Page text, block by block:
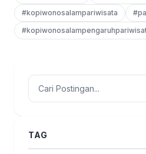
#kopiwonosalampariwisata
TAG